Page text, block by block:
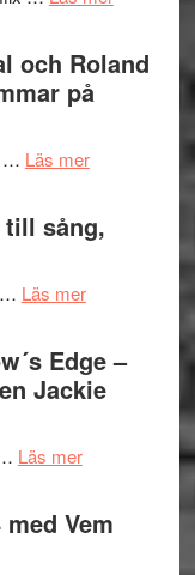
Delvis
bortom
terräng
–
och Roland
på
… Läs merom
Hannes
Pöntinen
avslutar
Scensommar
sång,
… Läs merom
in
till
och
Edge –
Jackie
Läs merom
Shadow
Vem